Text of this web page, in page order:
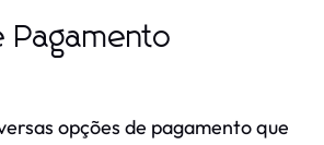
Pagamento
opções de pagamento que